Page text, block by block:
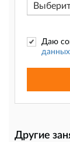
Даю
данных
Другие